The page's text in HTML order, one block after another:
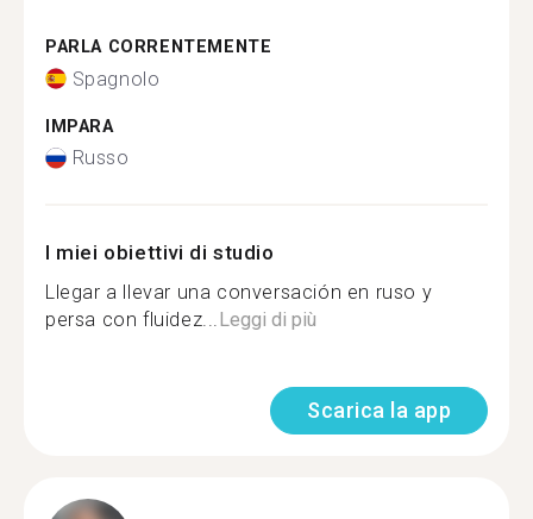
PARLA CORRENTEMENTE
Spagnolo
IMPARA
Russo
I miei obiettivi di studio
Llegar a llevar una conversación en ruso y
persa con fluidez...Leggi di più
Scarica la app